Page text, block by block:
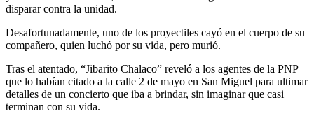
disparar contra la unidad.
Desafortunadamente, uno de los proyectiles cayó en el cuerpo de su
compañero, quien luchó por su vida, pero murió.
Tras el atentado, “Jibarito Chalaco” reveló a los agentes de la PNP
que lo habían citado a la calle 2 de mayo en San Miguel para ultimar
detalles de un concierto que iba a brindar, sin imaginar que casi
terminan con su vida.